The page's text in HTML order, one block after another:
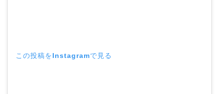
この投稿をInstagramで見る